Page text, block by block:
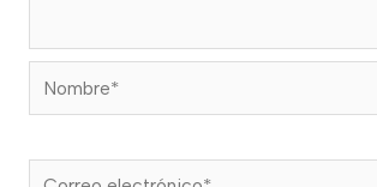
Nombre*
Correo